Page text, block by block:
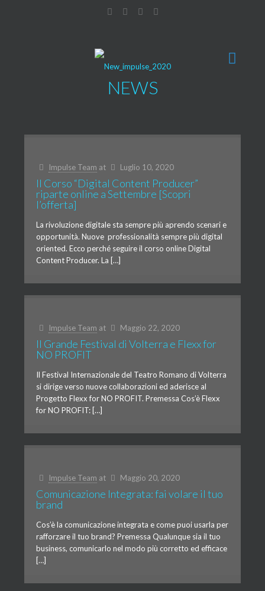
NEWS
Impulse Team at Luglio 10, 2020
Il Corso “Digital Content Producer”
riparte online a Settembre [Scopri
l’offerta]
La rivoluzione digitale sta sempre più aprendo scenari e
opportunità. Nuove professionalità sempre più digital
oriented. Ecco perché seguire il corso online Digital
Content Producer. La […]
Impulse Team at Maggio 22, 2020
Il Grande Festival di Volterra e Flexx for
NO PROFIT
Il Festival Internazionale del Teatro Romano di Volterra
si dirige verso nuove collaborazioni ed aderisce al
Progetto Flexx for NO PROFIT. Premessa Cos’è Flexx
for NO PROFIT: […]
Impulse Team at Maggio 20, 2020
Comunicazione Integrata: fai volare il tuo
brand
Cos’è la comunicazione integrata e come puoi usarla per
rafforzare il tuo brand? Premessa Qualunque sia il tuo
business, comunicarlo nel modo più corretto ed efficace
[…]